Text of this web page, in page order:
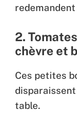
2.
chèvre et
Ces petites
table.